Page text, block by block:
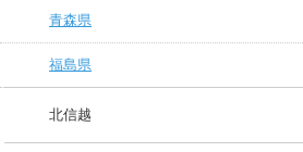
青森県
福島県
北信越